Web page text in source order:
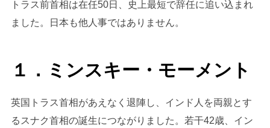
トラス前首相は在任50日、史上最短で辞任に追い込まれ
ました。日本も他人事ではありません。
１．ミンスキー・モーメント
英国トラス首相があえなく退陣し、インド人を両親とす
るスナク首相の誕生につながりました。若干42歳、イン